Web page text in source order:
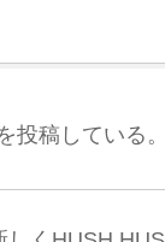
投稿している。